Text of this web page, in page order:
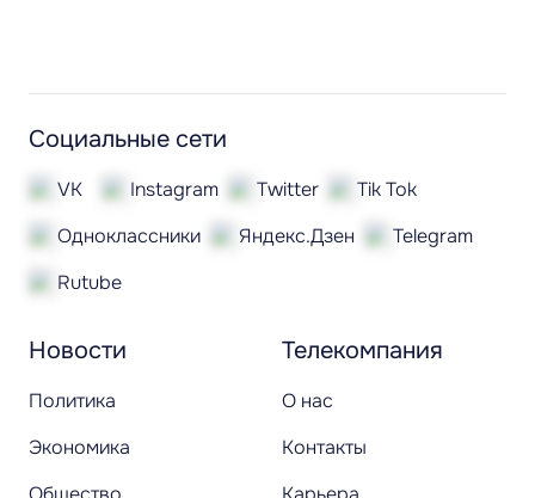
Новости
Политика
Экономика
Телекомпания
О нас
Контакты
Социальные сети
VK Instagram Twitter
Tik Tok
Одноклассники
Яндекс.Дзен
Telegram
Rutube